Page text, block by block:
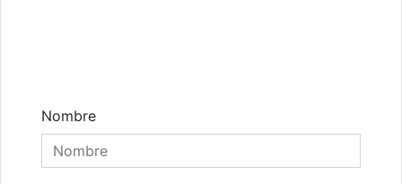
Nombre